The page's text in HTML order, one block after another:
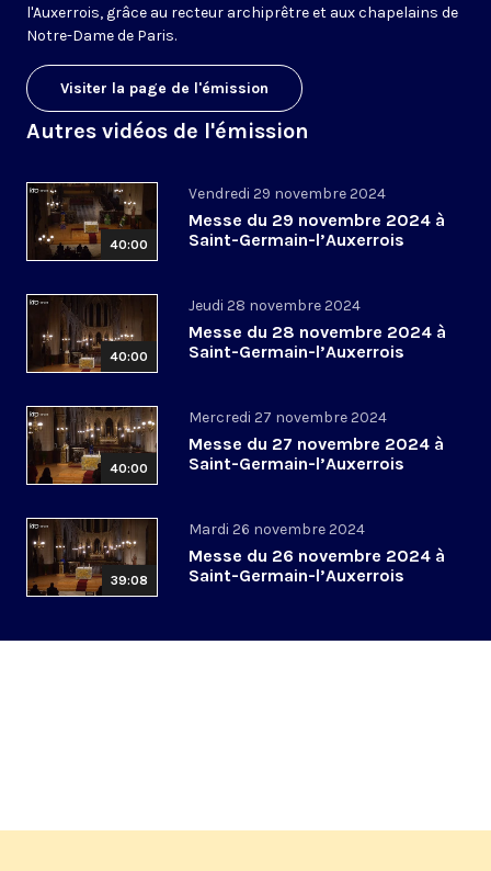
l'Auxerrois, grâce au recteur archiprêtre et aux chapelains de
Notre-Dame de Paris.
Visiter la page de l'émission
Autres vidéos de l'émission
40:00
Vendredi 29 novembre 2024
Messe du 29 novembre 2024 à
Saint-Germain-l’Auxerrois
40:00
Jeudi 28 novembre 2024
Messe du 28 novembre 2024 à
Saint-Germain-l’Auxerrois
40:00
Mercredi 27 novembre 2024
Messe du 27 novembre 2024 à
Saint-Germain-l’Auxerrois
39:08
Mardi 26 novembre 2024
Messe du 26 novembre 2024 à
Saint-Germain-l’Auxerrois